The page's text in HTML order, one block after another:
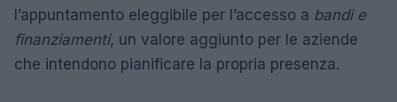
l’appuntamento eleggibile per l’accesso a bandi e
finanziamenti, un valore aggiunto per le aziende
che intendono pianificare la propria presenza.